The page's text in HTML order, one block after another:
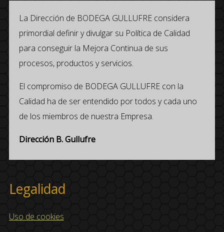
La Dirección de BODEGA GULLUFRE considera
primordial definir y divulgar su Política de Calidad
para conseguir la Mejora Continua de sus
procesos, productos y servicios.
El compromiso de BODEGA GULLUFRE con la
Calidad ha de ser entendido por todos y cada uno
de los miembros de nuestra Empresa.
Dirección B. Gullufre
Legalidad
Uso de cookies